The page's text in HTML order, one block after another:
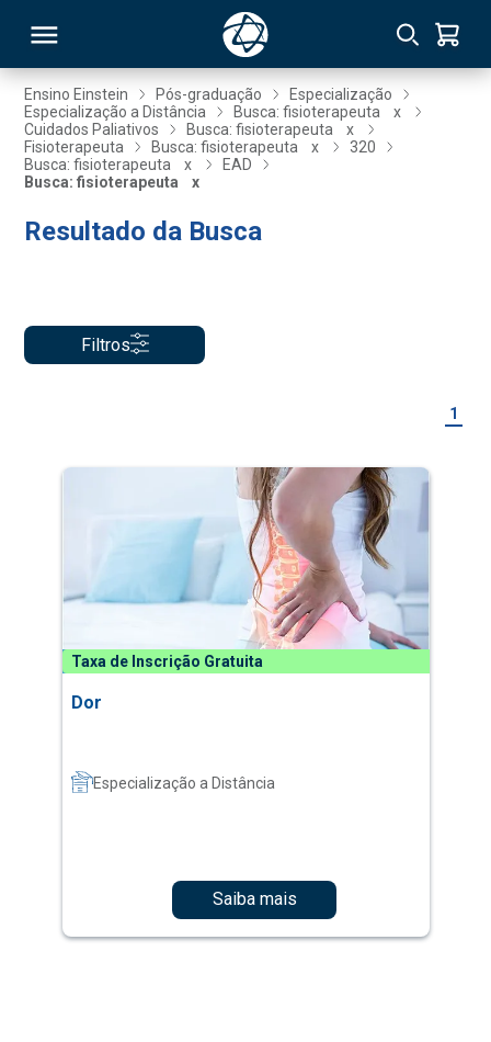
Ensino Einstein Pós-graduação
Especialização
Especialização a Distância
Busca: fisioterapeuta
x
Cuidados Paliativos
Busca: fisioterapeuta
x
Fisioterapeuta
Busca: fisioterapeuta x
320
Busca: fisioterapeuta
x
EAD
Busca: fisioterapeuta
x
Resultado da Busca
Filtros
1
Taxa de Inscrição Gratuita
Dor
Especialização a Distância
Saiba mais